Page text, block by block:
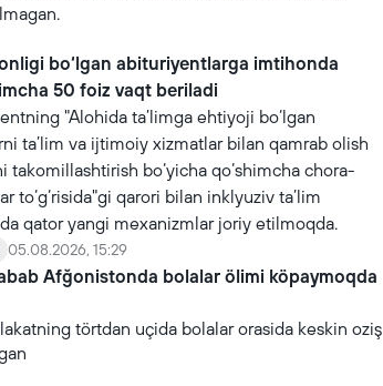
bo‘lgan abituriyentlarga imtihonda
50 foiz vaqt beriladi
"Alohida ta’limga ehtiyoji bo‘lgan
ta’lim va ijtimoiy xizmatlar bilan qamrab olish
takomillashtirish bo‘yicha qo‘shimcha chora-
to‘g‘risida"gi qarori bilan inklyuziv ta’lim
qator yangi mexanizmlar joriy etilmoqda.
05.08.2026, 15:29
Afğonistonda bolalar ölimi köpaymoqda
törtdan uçida bolalar orasida keskin oziş